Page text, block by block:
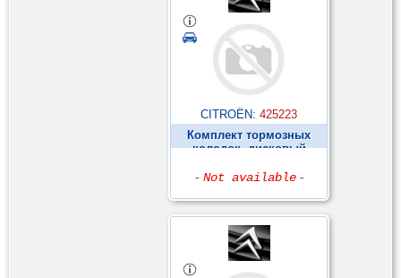
CITROËN: 425223
Комплект тормозных
колодок, дисковый
- Not available -